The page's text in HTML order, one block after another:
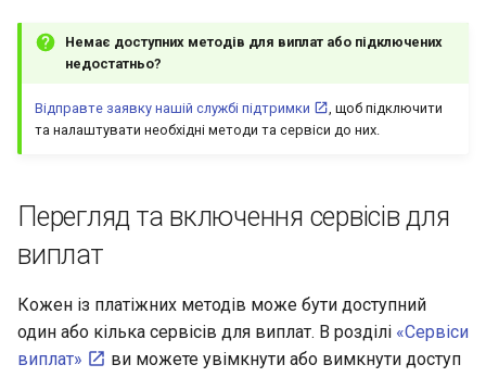
Немає доступних методів для виплат або підключених
недостатньо?
Відправте заявку нашій службі підтримки
, щоб підключити
та налаштувати необхідні методи та сервіси до них.
Перегляд та включення сервісів для
виплат
Кожен із платіжних методів може бути доступний
один або кілька сервісів для виплат. В розділі «Сервіси
виплат»
ви можете увімкнути або вимкнути доступ